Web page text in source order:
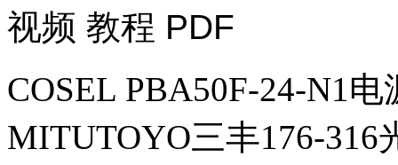
视频 教程 PDF
COSEL PBA50F-24-N1电
MITUTOYO三丰176-316